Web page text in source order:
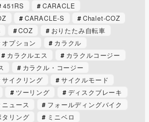
451RS
CARACLE
CARACLE-S
Chalet-COZ
COZ
おりたたみ自転車
オプション
カラクル
カラクルエス
カラクルコージー
カラクル・コージー
サイクリング
サイクルモード
ツーリング
ディスクブレーキ
ニュース
フォールディングバイク
タリング
ミニベロ